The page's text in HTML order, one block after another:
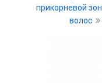
Волосыприкорневой
волос